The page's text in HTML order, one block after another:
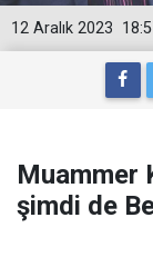
12 Aralık 2023
Muammer
şimdi de